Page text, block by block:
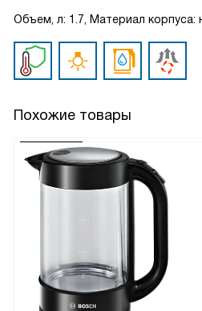
Объем, л: 1.7, Материал
Похожие товары